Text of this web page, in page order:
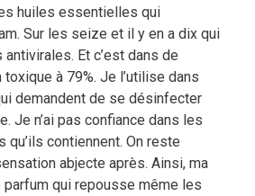
huiles essentielles qui
Sur les seize et il y en a dix qui
Et c’est dans de
toxique à 79%. Je l’utilise dans
demandent de se désinfecter
Je n’ai pas confiance dans les
qu’ils contiennent. On reste
abjecte après. Ainsi, ma
qui repousse même les